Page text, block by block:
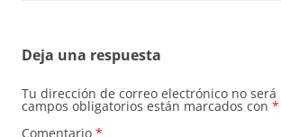
Deja una respuesta
Tu dirección de correo electrónico no
campos obligatorios están marcados con *
Comentario *